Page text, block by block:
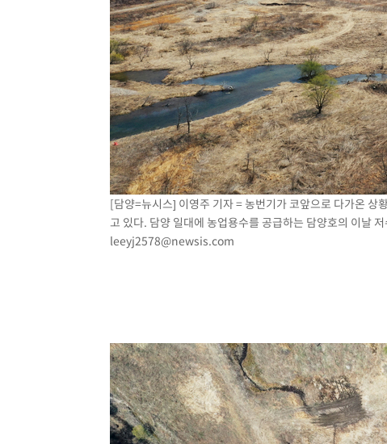
[담양=뉴시스] 이영주 기자 = 농번기가 코앞으로 다가온 상
고 있다. 담양 일대에 농업용수를 공급하는 담양호의 이날
leeyj2578@newsis.com